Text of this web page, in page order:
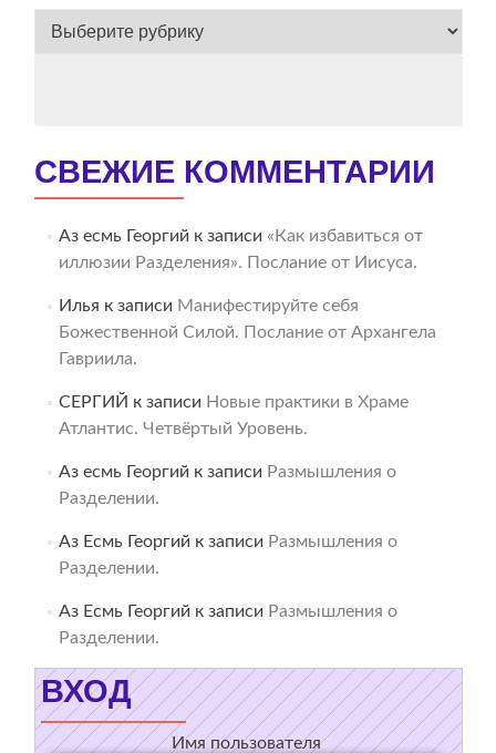
ВЕСЬ
СВЕЖИЕ КОММЕНТАРИИ
Аз есмь Георгий к записи «Как избавиться от
иллюзии Разделения». Послание от Иисуса.
Илья к записи Манифестируйте себя
Божественной Силой. Послание от Архангела
Гавриила.
СЕРГИЙ к записи Новые практики в Храме
Атлантис. Четвёртый Уровень.
Аз есмь Георгий к записи Размышления о
Разделении.
Аз Есмь Георгий к записи Размышления о
Разделении.
Аз Есмь Георгий к записи Размышления о
Разделении.
ВХОД
Имя пользователя